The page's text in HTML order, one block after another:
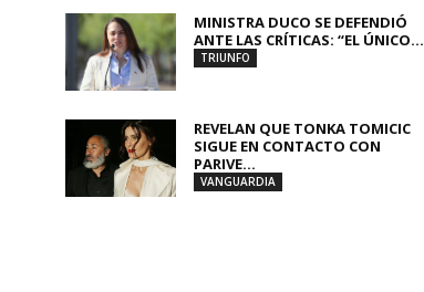
MINISTRA DUCO SE DEFENDIÓ
ANTE LAS CRÍTICAS: “EL ÚNICO...
TRIUNFO
REVELAN QUE TONKA TOMICIC
SIGUE EN CONTACTO CON
PARIVE...
VANGUARDIA